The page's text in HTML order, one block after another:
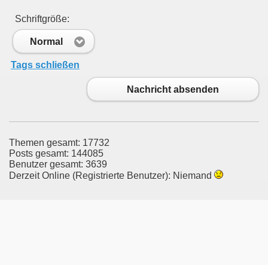
Schriftgröße:
Normal
Tags schließen
Nachricht absenden
Themen gesamt: 17732
Posts gesamt: 144085
Benutzer gesamt: 3639
Derzeit Online (Registrierte Benutzer): Niemand